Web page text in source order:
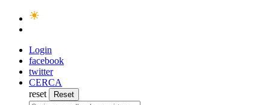
Login
facebook
twitter
CERCA
reset